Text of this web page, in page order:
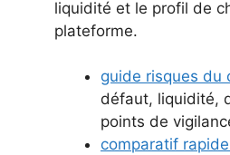
liquidité et le profil de
plateforme.
guide risques du
défaut, liquidité,
points de
comparatif